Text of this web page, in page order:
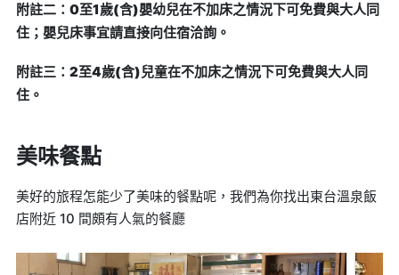
附註二：0至1歲(含)嬰幼兒在不加床之情況下可免費與大人同
住；嬰兒床事宜請直接向住宿洽詢。
附註三：2至4歲(含)兒童在不加床之情況下可免費與大人同
住。
美味餐點
美好的旅程怎能少了美味的餐點呢，我們為你找出東台溫泉飯
店附近 10 間頗有人氣的餐廳